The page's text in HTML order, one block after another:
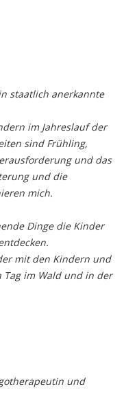
staatlich anerkannte
im Jahreslauf der
sind Frühling,
und das
und die
mich.
Dinge die Kinder
mit den Kindern und
im Wald und in der
und